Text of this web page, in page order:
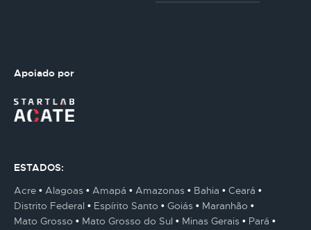
Apoiado por
ESTADOS:
Acre
Alagoas Amapá Amazonas Bahia
Ceará
Distrito Federal
Espírito Santo Goiás
Maranhão
Mato Grosso
Mato Grosso do Sul Minas Gerais
Pará